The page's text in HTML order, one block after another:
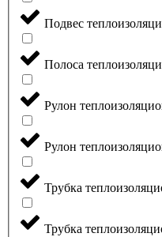
Подвес
Полоса
Рулон
Рулон
Трубка
Трубка